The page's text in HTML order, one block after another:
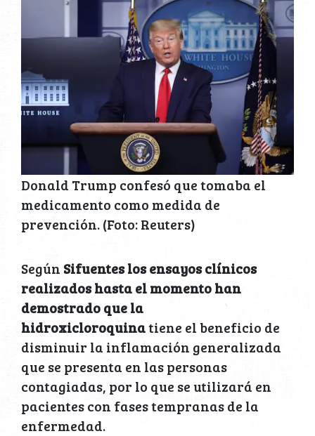
Donald Trump confesó que tomaba el
medicamento como medida de
prevención. (Foto: Reuters)
Según Sifuentes los ensayos clínicos
realizados hasta el momento han
demostrado que la
hidroxicloroquinatiene el beneficio de
disminuir la inflamación generalizada
que se presenta en las personas
contagiadas, por lo que se utilizará en
pacientes con fases tempranas de la
enfermedad.